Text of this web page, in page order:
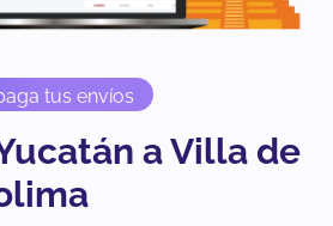
tus envíos
a Villa de